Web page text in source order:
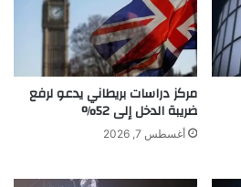
مركز دراسات بريطاني يدعو لرفع
ضريبة الدخل إلى 52%
أغسطس 7, 2026